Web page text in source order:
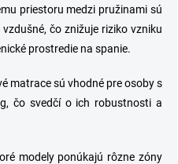
priestoru medzi pružinami sú
čo znižuje riziko vzniku
prostredie na spanie.
matrace sú vhodné pre osoby s
čo svedčí o ich robustnosti a
modely ponúkajú rôzne zóny